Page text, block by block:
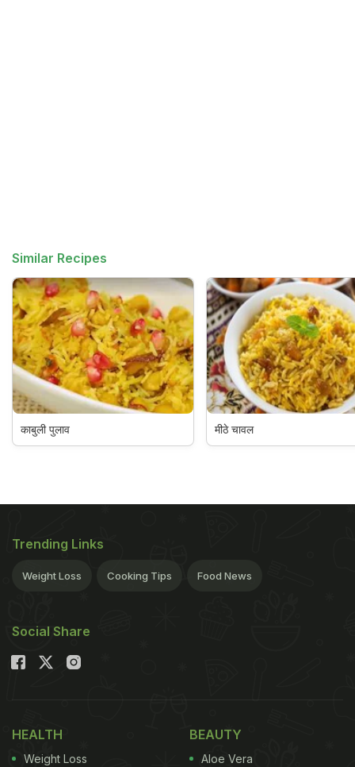
Similar Recipes
काबुली पुलाव मीठे चावल
Trending Links
Weight Loss Cooking Tips Food News
Social Share
HEALTH
Weight Loss
BEAUTY
Aloe Vera